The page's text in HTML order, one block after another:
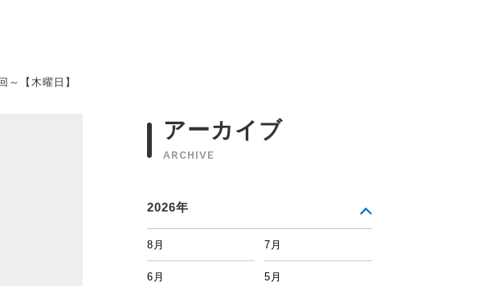
～【木曜日】
アーカイブ
ARCHIVE
2026年
8月 7月
6月 5月